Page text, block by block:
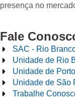
presença no
Fale
SAC - Rio
Unidade de Rio
Unidade de
Unidade de São
Trabalhe